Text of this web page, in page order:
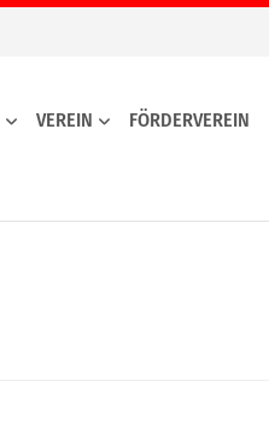
VEREIN FÖRDERVEREIN